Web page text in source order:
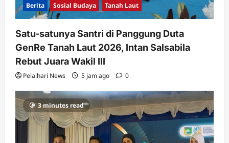
Berita Sosial Budaya Tanah Laut
Satu-satunya Santri di Panggung Duta
GenRe Tanah Laut 2026, Intan Salsabila
Rebut Juara Wakil III
Pelaihari News 5 jam ago 0
3 minutes read